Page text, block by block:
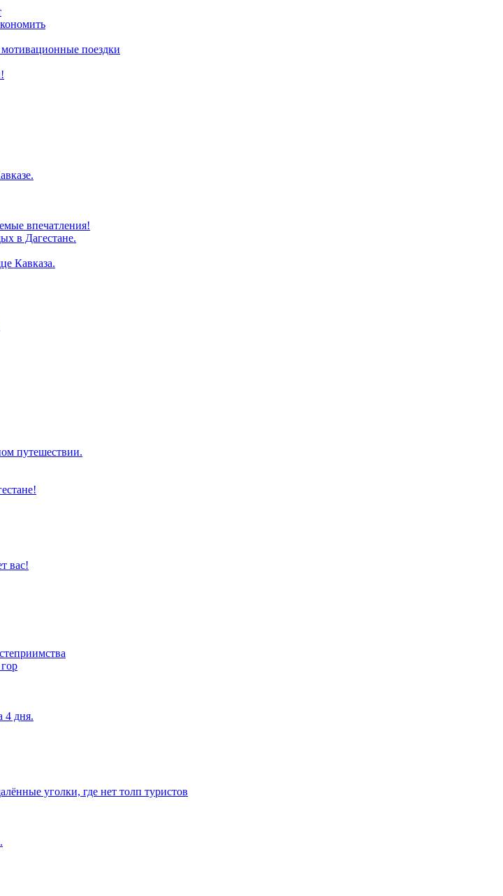
поездки
впечатления!
в Дагестане.
Кавказа.
путешествии.
вас!
4 дня.
уголки, где нет толп туристов